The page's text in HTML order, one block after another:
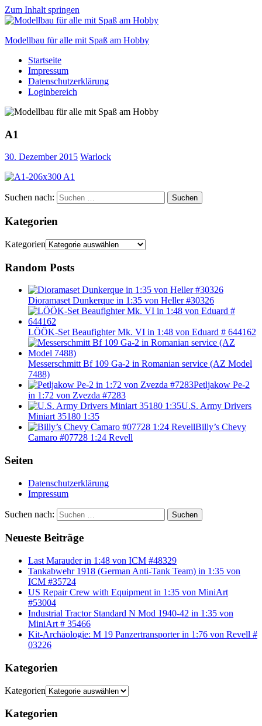
Zum Inhalt springen
Modellbau für alle mit Spaß am Hobby
Scale
modelling
to
Startseite
Impressum
Datenschutzerklärung
Loginbereich
A1
30. Dezember 2015 Warlock
Suchen nach: Suchen
Kategorien
Kategorien
Random Posts
Dioramaset Dunkerque in 1:35 von Heller #30326
LÖÖK-Set Beaufighter Mk. VI in 1:48 von Eduard # 644162
Messerschmitt Bf 109 Ga-2 in Romanian service (AZ Model
7488)
Petljakow Pe-2
in 1:72 von Zvezda #7283
U.S. Army Drivers
Miniart 35180 1:35
Billy’s Chevy
Camaro #07728 1:24 Revell
Seiten
Datenschutzerklärung
Impressum
Suchen nach: Suchen
Neueste Beiträge
Last Marauder in 1:48 von ICM #48329
Tankabwehr 1918 (German Anti-Tank Team) in 1:35 von
ICM #35724
US Repair Crew with Equipment in 1:35 von MiniArt
#53004
Industrial Tractor Standard N Mod 1940-42 in 1:35 von
MiniArt # 35466
Kit-Archäologie: M 19 Panzertransporter in 1:76 von Revell #
03226
Kategorien
Kategorien
Kategorien